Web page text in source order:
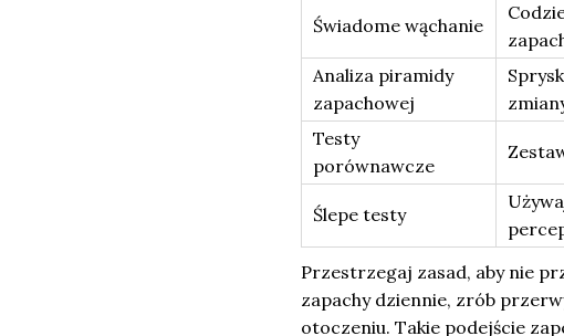
Świadome wąchanie
Analiza piramidy
zapachowej
Testy
porównawcze
Ślepe testy
Przestrzegaj zasad, aby nie
zapachy dziennie, zrób
otoczeniu. Takie podejście